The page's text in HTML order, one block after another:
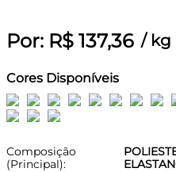
Por: R$ 137,36 / kg
Cores Disponíveis
Composição
(Principal):